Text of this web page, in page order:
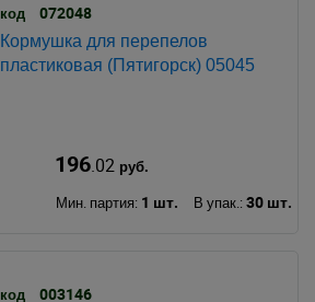
код 072048
Кормушка для перепелов
пластиковая (Пятигорск) 05045
196.02 руб.
Мин. партия: 1 шт. В упак.: 30 шт.
код 003146